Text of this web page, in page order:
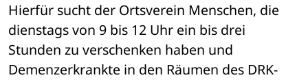
Hierfür sucht der Ortsverein Menschen, die
dienstags von 9 bis 12 Uhr ein bis drei
Stunden zu verschenken haben und
Demenzerkrankte in den Räumen des DRK-